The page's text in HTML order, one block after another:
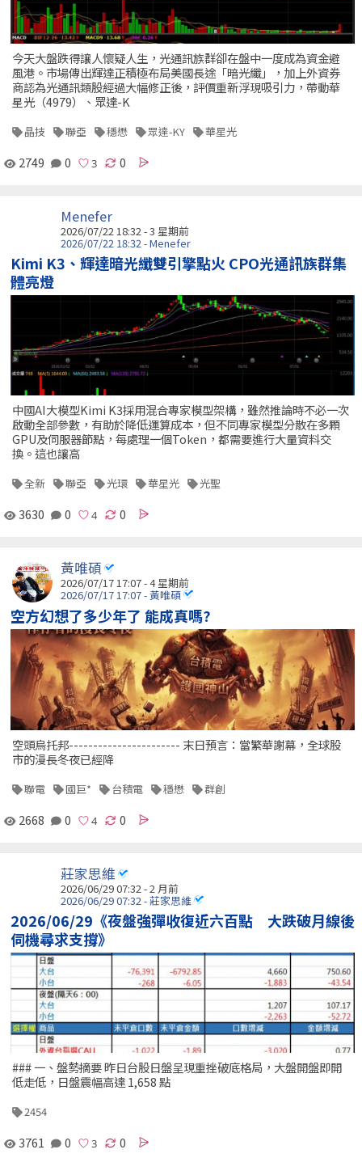
今天大盤跌得讓人懷疑人生，光通訊族群卻在盤中一度成為資金避
風港。市場傳出輝達正積極布局美國長途「暗光纖」，加上外資券
商認為光通訊類股經過大幅修正後，評價重新浮現吸引力，帶動華
星光（4979）、眾達-K
晶技 聯亞 穩懋 眾達-KY 華星光
2749 0 0
Menefer
2026/07/22 18:32 - 3 星期前
2026/07/22 18:32 - Menefer
Kimi K3、輝達暗光纖雙引擎點火 CPO光通訊族群集
體亮燈
中國AI大模型Kimi K3採用混合專家模型架構，雖然推論時不必一次
啟動全部參數，有助於降低運算成本，但不同專家模型分散在多顆
GPU及伺服器節點，每處理一個Token，都需要進行大量資料交
換。這也讓高
全新 聯亞 光環 華星光 光聖
3630 0 0
黃唯碩
2026/07/17 17:07 - 4 星期前
2026/07/17 17:07 - 黃唯碩
空方幻想了多少年了 能成真嗎?
空頭烏托邦----------------------- 末日預言：當繁華謝幕，全球股
市的漫長冬夜已經降
聯電 國巨* 台積電 穩懋 群創
2668 0 0
莊家思維
2026/06/29 07:32 - 2 月前
2026/06/29 07:32 - 莊家思維
2026/06/29《夜盤強彈收復近六百點 大跌破月線後
伺機尋求支撐》
### 一、盤勢摘要 昨日台股日盤呈現重挫破底格局，大盤開盤即開
低走低，日盤震幅高達 1,658 點
2454
3761 0 0